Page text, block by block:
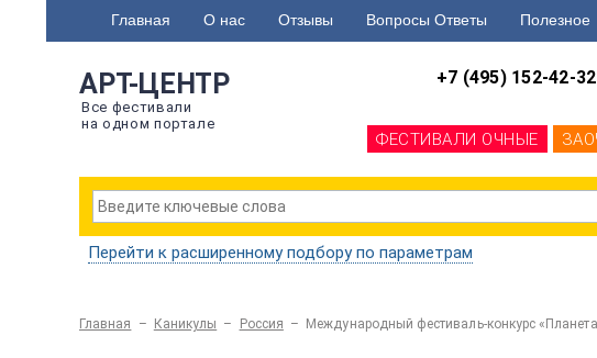
Главная О нас Отзывы Вопросы Ответы Полезное
АРТ-ЦЕНТР
Все фестивали
на одном портале
+7 (495) 152-42-32
ФЕСТИВАЛИ ОЧНЫЕ
Перейти к расширенному подбору по параметрам
Главная – Каникулы – Россия – Международный фестиваль-конкурс